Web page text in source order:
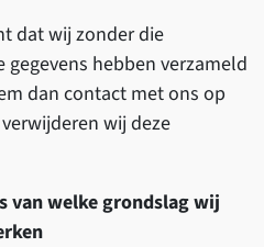
dat wij zonder die
hebben verzameld
dan contact met ons op
wij deze
van welke grondslag wij